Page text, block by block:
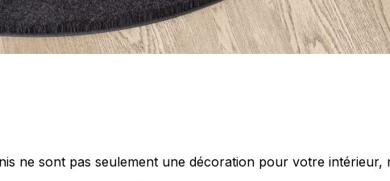
ne sont pas seulement une décoration pour votre